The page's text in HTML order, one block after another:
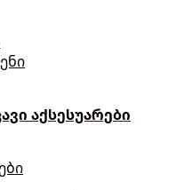
აქსესუარები